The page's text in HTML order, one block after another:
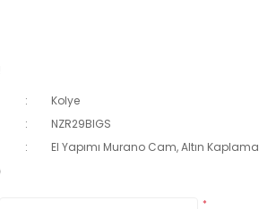
Kolye
NZR29BIGS
El Yapımı Murano Cam, Altın Kaplama
*